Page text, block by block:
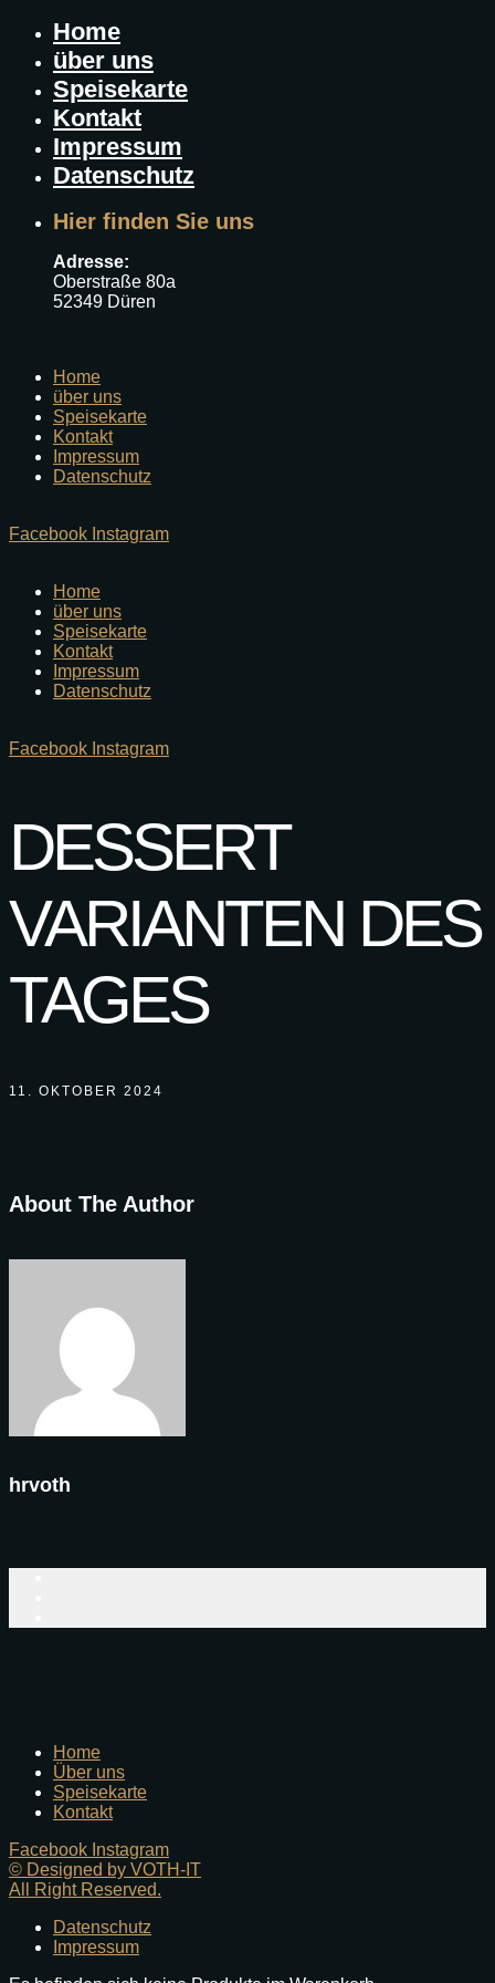
Home
über uns
Speisekarte
Kontakt
Impressum
Datenschutz
Hier finden Sie uns
Adresse:
Oberstraße 80a
52349 Düren
Home
über uns
Speisekarte
Kontakt
Impressum
Datenschutz
Facebook Instagram
Home
über uns
Speisekarte
Kontakt
Impressum
Datenschutz
Facebook Instagram
DESSERT
VARIANTEN DES
TAGES
11. OKTOBER 2024
About The Author
hrvoth
Home
Über uns
Speisekarte
Kontakt
Facebook Instagram
© Designed by VOTH-IT
All Right Reserved.
Datenschutz
Impressum